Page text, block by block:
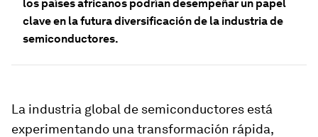
los países africanos podrían desempeñar un papel
clave en la futura diversificación de la industria de
semiconductores.
La industria global de semiconductores está
experimentando una transformación rápida,